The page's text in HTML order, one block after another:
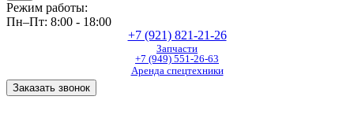
Режим работы:
Пн–Пт: 8:00 - 18:00
+7 (921) 821-21-26
Запчасти
+7 (949) 551-26-63
Аренда спецтехники
Заказать звонок